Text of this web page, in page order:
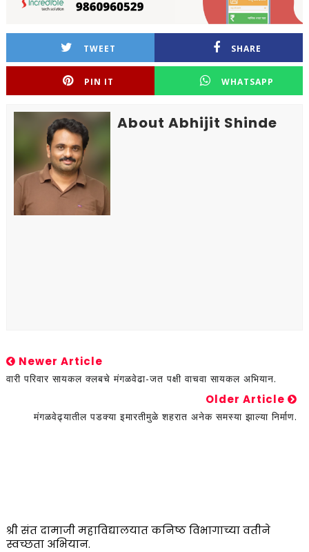
TWEET SHARE
PIN IT WHATSAPP
About Abhijit Shinde
Newer Article
वारी परिवार सायकल क्लबचे मंगळवेढा-जत पक्षी वाचवा सायकल अभियान.
Older Article
मंगळवेढ्यातील पडक्या इमारतीमुळे शहरात अनेक समस्या झाल्या निर्माण.
श्री संत दामाजी महाविद्यालयात कनिष्ठ विभागाच्या वतीने
स्वच्छता अभियान.